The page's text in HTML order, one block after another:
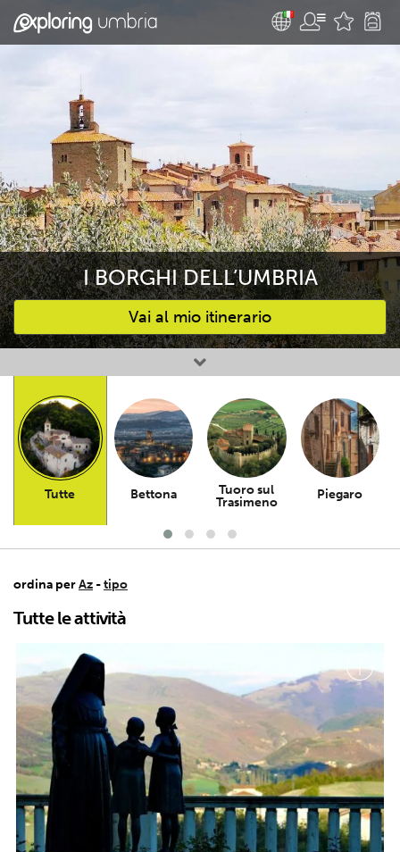
I BORGHI DELL’UMBRIA
Vai al mio itinerario
Attività preferite
Tutte Bettona
Tuoro sul
Trasimeno
Piegaro
ordina perAz -tipo
Tutte le attività